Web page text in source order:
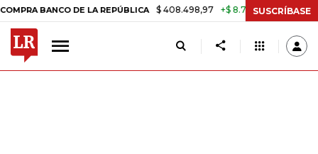
DE LA REPÚBLICA $ 408.498,97 +$ 8.753,81 +2,19% TASA
SUSCRÍBASE